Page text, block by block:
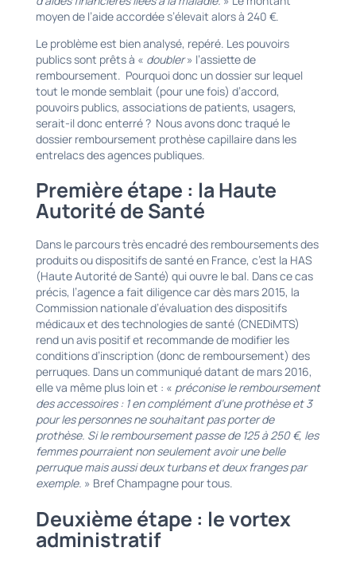
moyen de l’aide accordée s’élevait alors à 240 €.
Le problème est bien analysé, repéré. Les pouvoirs
publics sont prêts à « doubler» l’assiette de
remboursement. Pourquoi donc un dossier sur lequel
tout le monde semblait (pour une fois) d’accord,
pouvoirs publics, associations de patients, usagers,
serait-il donc enterré ? Nous avons donc traqué le
dossier remboursement prothèse capillaire dans les
entrelacs des agences publiques.
Première étape : la Haute
Autorité de Santé
Dans le parcours très encadré des remboursements des
produits ou dispositifs de santé en France, c’est la HAS
(Haute Autorité de Santé) qui ouvre le bal. Dans ce cas
précis, l’agence a fait diligence car dès mars 2015, la
Commission nationale d’évaluation des dispositifs
médicaux et des technologies de santé (CNEDiMTS)
rend un avis positif et recommande de modifier les
conditions d’inscription (donc de remboursement) des
perruques. Dans un communiqué datant de mars 2016,
elle va même plus loin et : « préconise le remboursement
des accessoires : 1 en complément d’une prothèse et 3
pour les personnes ne souhaitant pas porter de
prothèse. Si le remboursement passe de 125 à 250 €, les
femmes pourraient non seulement avoir une belle
perruque mais aussi deux turbans et deux franges par
exemple. » Bref Champagne pour tous.
Deuxième étape : le vortex
administratif